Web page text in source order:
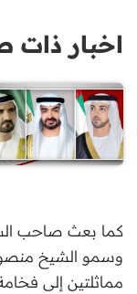
اخبار ذات
كما بعث صاحب
وسمو الشيخ منصور
مماثلتين إلى